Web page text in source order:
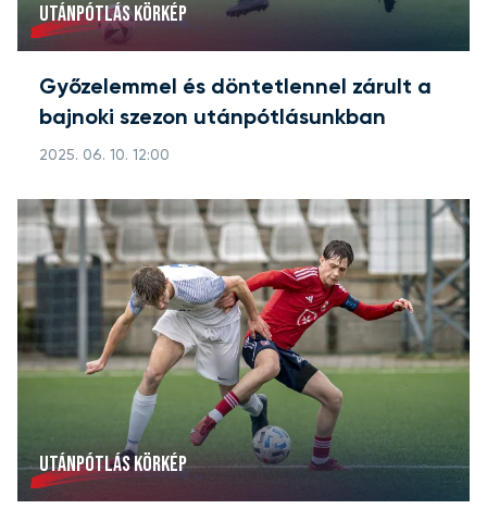
UTÁNPÓTLÁS KÖRKÉP
Győzelemmel és döntetlennel zárult a
bajnoki szezon utánpótlásunkban
2025. 06. 10. 12:00
UTÁNPÓTLÁS KÖRKÉP